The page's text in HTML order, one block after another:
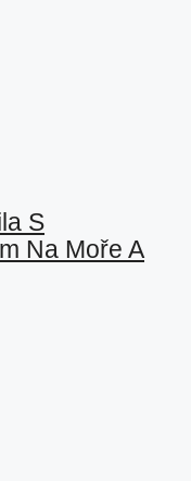
S
Na Moře A